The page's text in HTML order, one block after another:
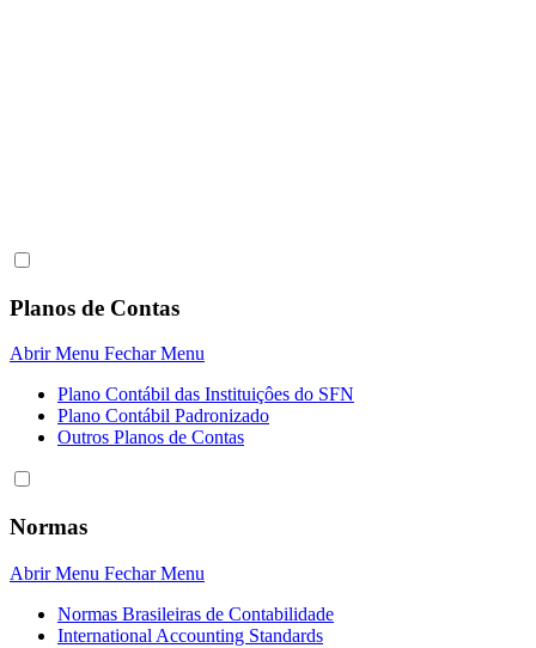
Planos de Contas
Abrir Menu Fechar Menu
Plano Contábil das Instituiçôes do SFN
Plano Contábil Padronizado
Outros Planos de Contas
Normas
Abrir Menu Fechar Menu
Normas Brasileiras de Contabilidade
International Accounting Standards